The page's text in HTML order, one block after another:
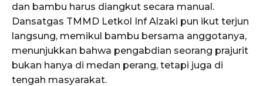
dan bambu harus diangkut secara manual.
Dansatgas TMMD Letkol Inf Alzaki pun ikut terjun
langsung, memikul bambu bersama anggotanya,
menunjukkan bahwa pengabdian seorang prajurit
bukan hanya di medan perang, tetapi juga di
tengah masyarakat.